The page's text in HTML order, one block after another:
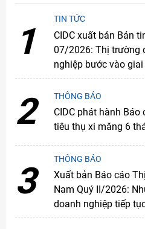
1
TIN TỨC
CIDC xuất bản Bản
07/2026: Thị trường
nghiệp bước vào
2 THÔNG BÁO
CIDC phát hành
tiêu thụ xi măng 6
3
THÔNG BÁO
Xuất bản Báo cáo
Nam Quý II/2026:
doanh nghiệp tiếp